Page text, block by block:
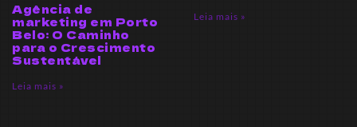
Agência de
marketing em Porto
Belo: O Caminho
para o Crescimento
Sustentável
Leia mais »
Leia mais »